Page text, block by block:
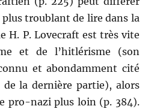
troublant de lire dans la
H. P. Lovecraft est très vite
et de l’hitlérisme (son
et abondamment cité
de la dernière partie), alors
pro-nazi plus loin (p. 384).